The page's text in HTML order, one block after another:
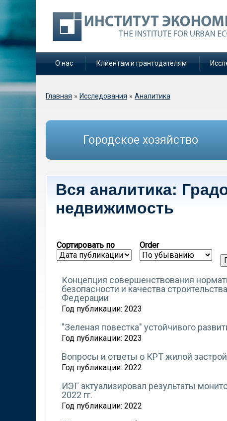
О нас Клиентам и грантодателям
Вы здесь
Главная » Исследования » Аналитика
Городское хозяйство
Вся аналитика:
недвижимость
Сортировать по Order
Концепция совершенствования
безопасности и качества
Федерации
Год публикации: 2023
"Зеленая повестка" устойчивого
Год публикации: 2023
Вопросы и ответы о КРТ жилой
Год публикации: 2022
ИЭГ актуализировал результаты
2022 гг.
Год публикации: 2022